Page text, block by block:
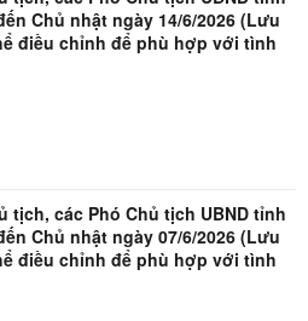
Chủ nhật ngày 14/6/2026 (Lưu
điều chỉnh để phù hợp với tình
tịch, các Phó Chủ tịch UBND tỉnh
Chủ nhật ngày 07/6/2026 (Lưu
điều chỉnh để phù hợp với tình